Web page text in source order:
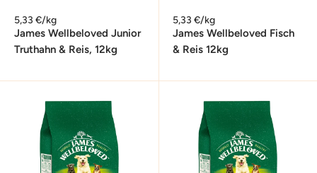
5,33 €/kg
James Wellbeloved Junior
Truthahn & Reis, 12kg
5,33 €/kg
James Wellbeloved Fisch
& Reis 12kg